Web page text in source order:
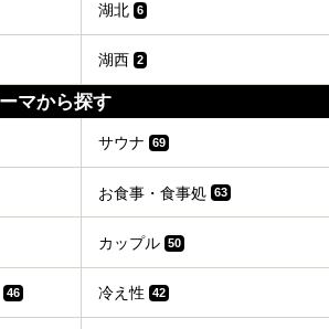
湖北 6
湖西 2
マから探す
サウナ 69
お食事・食事処 63
カップル 50
46 冷え性 42